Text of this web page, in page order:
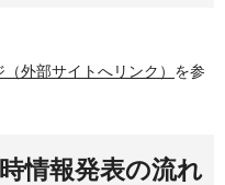
外部サイトへリンク） を参
情報発表の流れ